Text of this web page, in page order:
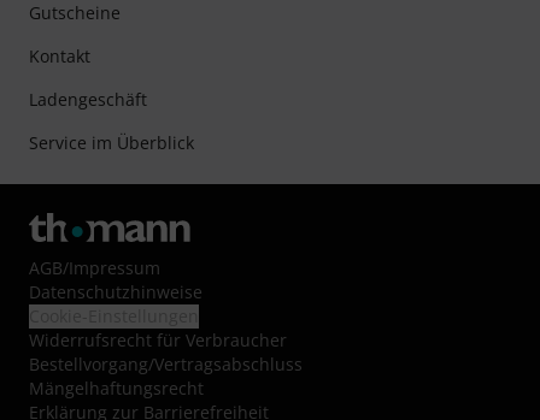
Gutscheine
Kontakt
Ladengeschäft
Service im Überblick
AGB/Impressum
Datenschutzhinweise
Widerrufsrecht für Verbraucher
Bestellvorgang/Vertragsabschluss
Mängelhaftungsrecht
Erklärung zur Barrierefreiheit